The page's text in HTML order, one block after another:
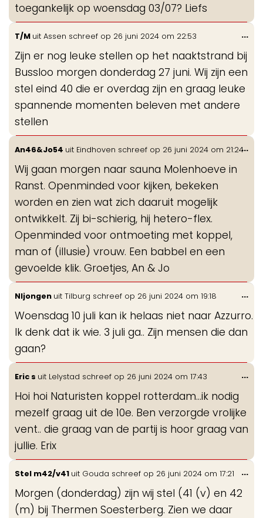
toegankelijk op woensdag 03/07? Liefs
T/M uit Assen schreef op 26 juni 2024 om 22:53
Zijn er nog leuke stellen op het naaktstrand bij
Bussloo morgen donderdag 27 juni. Wij zijn een
stel eind 40 die er overdag zijn en graag leuke
spannende momenten beleven met andere
stellen
...
An46&Jo54 uit Eindhoven schreef op 26 juni 2024 om 21:24
Wij gaan morgen naar sauna Molenhoeve in
Ranst. Openminded voor kijken, bekeken
worden en zien wat zich daaruit mogelijk
ontwikkelt. Zij bi-schierig, hij hetero-flex.
Openminded voor ontmoeting met koppel,
man of (illusie) vrouw. Een babbel en een
gevoelde klik. Groetjes, An & Jo
...
Nljongen uit Tilburg schreef op 26 juni 2024 om 19:18
Woensdag 10 juli kan ik helaas niet naar Azzurro.
Ik denk dat ik wie. 3 juli ga.. Zijn mensen die dan
gaan?
...
Eric s uit Lelystad schreef op 26 juni 2024 om 17:43
Hoi hoi Naturisten koppel rotterdam...ik nodig
mezelf graag uit de 10e. Ben verzorgde vrolijke
vent.. die graag van de partij is hoor graag van
jullie. Erix
...
Stel m42/v41 uit Gouda schreef op 26 juni 2024 om 17:21
Morgen (donderdag) zijn wij stel (41 (v) en 42
(m) bij Thermen Soesterberg. Zien we daar
...